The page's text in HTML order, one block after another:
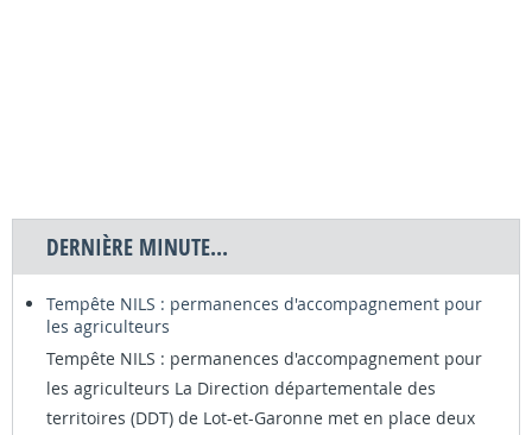
DERNIÈRE MINUTE...
Tempête NILS : permanences d'accompagnement pour
les agriculteurs
Tempête NILS : permanences d'accompagnement pour
les agriculteurs La Direction départementale des
territoires (DDT) de Lot-et-Garonne met en place deux